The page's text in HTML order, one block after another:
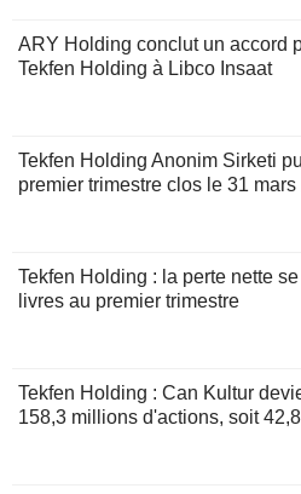
ARY Holding conclut un accord
Tekfen Holding à Libco Insaat
Tekfen Holding Anonim Sirketi
premier trimestre clos le 31 mars
Tekfen Holding : la perte nette
livres au premier trimestre
Tekfen Holding : Can Kultur
158,3 millions d'actions, soit